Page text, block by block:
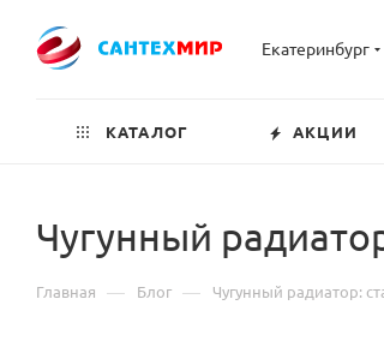
Екатеринбург
КАТАЛОГ АКЦИИ
Чугунный
Главная — Блог — Чугунный радиатор: